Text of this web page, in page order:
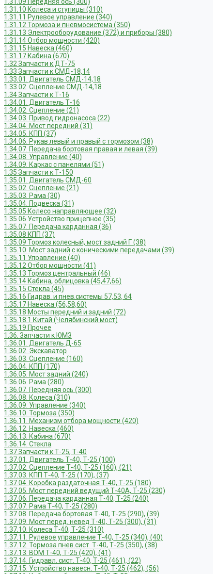
1.31.10 Колеса и ступицы (310)
1.31.11 Рулевое управление (340)
1.31.12 Тормоза и пневмосистема (350)
1.31.13 Электрооборудование (372) и приборы (380)
1.31.14 Отбор мощности (420)
1.31.15 Навеска (460)
1.31.17 Кабина (670)
1.32 Запчасти к ДТ-75
1.33 Запчасти к СМД-18,14
1.33.01. Двигатель СМД-14,18
1.33.02. Сцепление СМД-14,18
1.34 Запчасти к Т-16
1.34.01. Двигатель Т-16
1.34.02. Сцепление (21)
1.34.03. Привод гидронасоса (22)
1.34.04. Мост передний (31)
1.34.05. КПП (37)
1.34.06. Рукав левый и правый с тормозом (38)
1.34.07. Передача бортовая правая и левая (39)
1.34.08. Управление (40)
1.34.09. Каркас с панелями (51)
1.35 Запчасти к Т-150
1.35.01. Двигатель СМД-60
1.35.02. Сцепление (21)
1.35.03. Рама (30)
1.35.04. Подвеска (31)
1.35.05 Колесо направляющее (32)
1.35.06 Устройство прицепное (35)
1.35.07. Передача карданная (36)
1.35.08 КПП (37)
1.35.09 Тормоз колесный, мост задний Г (38)
1.35.10. Мост задний с коническими передачами (39)
1.35.11 Управление (40)
1.35.12 Отбор мощности (41)
1.35.13 Тормоз центральный (46)
1.35.14 Кабина, облицовка (45,47,66)
1.35.15 Стекла (45)
1.35.16 Гидрав. и пнев.системы 57,53, 64
1.35.17 Навеска (56,58,60)
1.35.18 Мосты передний и задний (72)
1.35.18.1 Китай (Челябинский мост)
1.35.19 Прочее
1.36. Запчасти к ЮМЗ
1.36.01. Двигатель Д-65
1.36.02. Экскаватор
1.36.03. Сцепление (160)
1.36.04. КПП (170)
1.36.05. Мост задний (240)
1.36.06. Рама (280)
1.36.07. Передняя ось (300)
1.36.08. Колеса (310)
1.36.09. Управление (340)
1.36.10. Тормоза (350)
1.36.11. Механизм отбора мощности (420)
1.36.12. Навеска (460)
1.36.13. Кабина (670)
1.36.14. Стекла
1.37 Запчасти к Т-25, Т-40
1.37.01. Двигатель Т-40, Т-25 (100)
1.37.02. Сцепление Т-40, Т-25 (160), (21)
1.37.03. КПП Т-40, Т-25 (170), (37)
1.37.04. Коробка раздаточная Т-40, Т-25 (180)
1.37.05. Мост передний ведущий Т-40А, Т-25 (230)
1.37.06. Передача карданная Т-40, Т-25 (240)
1.37.07. Рама Т-40, Т-25 (280)
1.37.08. Передача бортовая Т-40, Т-25 (290), (39)
1.37.09. Мост перед. невед Т-40, Т-25 (300), (31)
1.37.10. Колеса Т-40, Т-25 (310)
1.37.11. Рулевое управление Т-40, Т-25 (340), (40)
1.37.12. Тормоза пнев.сист. Т-40, Т-25 (350), (38)
1.37.13. ВОМ Т-40, Т-25 (420), (41)
1.37.14. Гидравл. сист. Т-40, Т-25 (461), (22)
1.37.15. Устройство навесн. Т-40, Т-25 (462), (56)